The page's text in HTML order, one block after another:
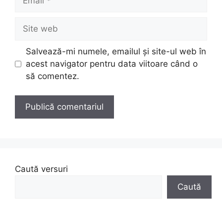
Site
web
Salvează-mi numele, emailul și site-ul web în
acest navigator pentru data viitoare când o
să comentez.
Caută versuri
Caută